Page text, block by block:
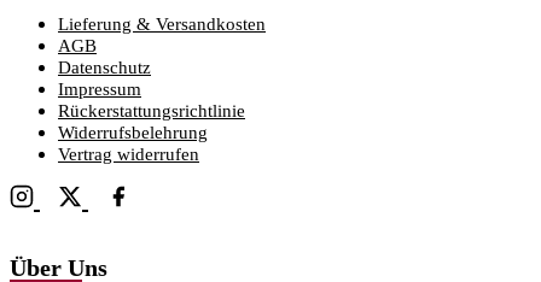
Lieferung & Versandkosten
AGB
Datenschutz
Impressum
Rückerstattungsrichtlinie
Widerrufsbelehrung
Vertrag widerrufen
Über Uns